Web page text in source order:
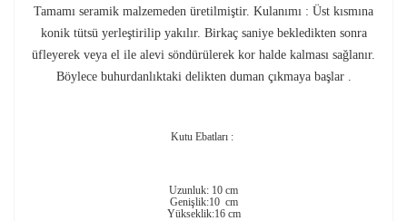
Tamamı seramik malzemeden üretilmiştir. Kulanımı : Üst kısmına
konik tütsü yerleştirilip yakılır. Birkaç saniye bekledikten sonra
üfleyerek veya el ile alevi söndürülerek kor halde kalması sağlanır.
Böylece buhurdanlıktaki delikten duman çıkmaya başlar .
Kutu Ebatları :
Uzunluk: 10 cm
Genişlik:10 cm
Yükseklik:16 cm